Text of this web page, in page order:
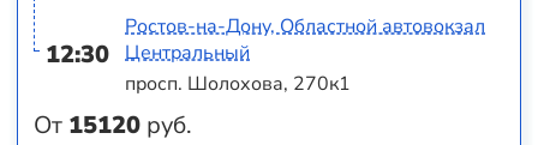
12:30
От 15120 руб.
Ростов-на-Дону, Областной автовокзал
Центральный
просп. Шолохова, 270к1